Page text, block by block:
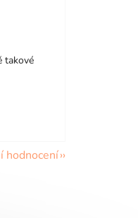
hvězdiček.
takové
hodnocení